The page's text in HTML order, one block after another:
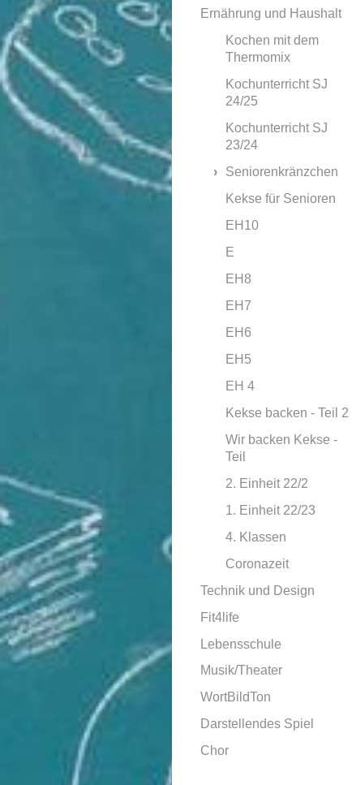
Ernährung und Haushalt
Kochen mit dem
Thermomix
Kochunterricht SJ
24/25
Kochunterricht SJ
23/24
Seniorenkränzchen
Kekse für Senioren
EH10
E
EH8
EH7
EH6
EH5
EH 4
Kekse backen - Teil 2
Wir backen Kekse -
Teil
2. Einheit 22/2
1. Einheit 22/23
4. Klassen
Coronazeit
Technik und Design
Fit4life
Lebensschule
Musik/Theater
WortBildTon
Darstellendes Spiel
Chor